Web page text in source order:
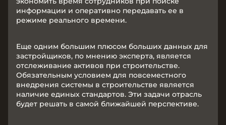
информации и оперативно передавать ее в
режиме реального времени.
Еще одним большим плюсом больших данных для
застройщиков, по мнению эксперта, является
отслеживание активов при строительстве.
Обязательным условием для повсеместного
внедрения системы в строительстве является
наличие единых стандартов. Эти задачи отрасль
будет решать в самой ближайшей перспективе.